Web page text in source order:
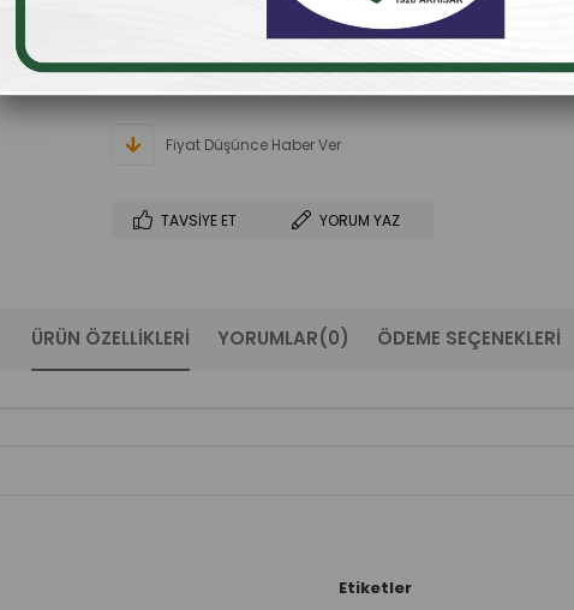
Favorilere Ekle İstek
Fiyat Düşünce Haber Ver
TAVSIYE ET YORUM YAZ
ÜRÜN ÖZELLIKLERI YORUMLAR(0) ÖDEME SEÇENEKLERI
Etiketler